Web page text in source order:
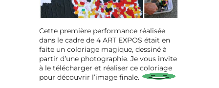
Cette première performance réalisée
dans le cadre de 4 ART EXPOS était en
faite un coloriage magique, dessiné à
partir d’une photographie. Je vous invite
à le télécharger et réaliser ce coloriage
pour découvrir l’image finale.